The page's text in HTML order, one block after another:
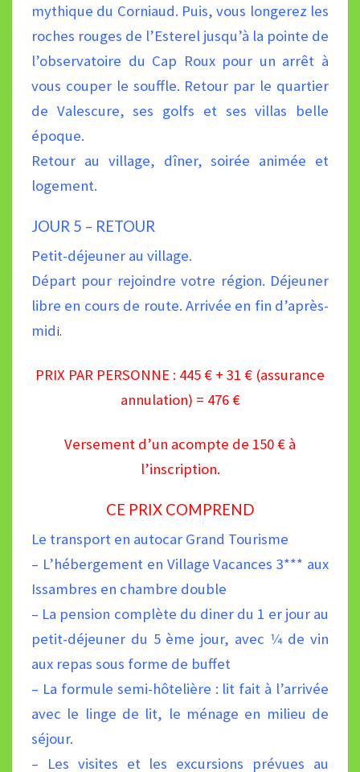
mythique du Corniaud. Puis, vous longerez les
roches rouges de l’Esterel jusqu’à la pointe de
l’observatoire du Cap Roux pour un arrêt à
vous couper le souffle. Retour par le quartier
de Valescure, ses golfs et ses villas belle
époque.
Retour au village, dîner, soirée animée et
logement.
JOUR 5 – RETOUR
Petit-déjeuner au village.
Départ pour rejoindre votre région. Déjeuner
libre en cours de route. Arrivée en fin d’après-
midi.
PRIX PAR PERSONNE : 445 € + 31 € (assurance
annulation) = 476 €
Versement d’un acompte de 150 € à
l’inscription.
CE PRIX COMPREND
Le transport en autocar Grand Tourisme
– L’hébergement en Village Vacances 3*** aux
Issambres en chambre double
– La pension complète du diner du 1 er jour au
petit-déjeuner du 5 ème jour, avec 1⁄4 de vin
aux repas sous forme de buffet
– La formule semi-hôtelière : lit fait à l’arrivée
avec le linge de lit, le ménage en milieu de
séjour.
– Les visites et les excursions prévues au